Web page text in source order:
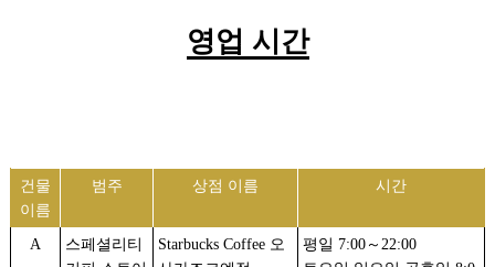
영업 시간
건물
이름
범주 상점 이름 시간
A
스페셜리티
Starbucks Coffee 오
평일 7:00～22:00